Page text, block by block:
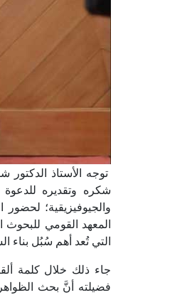
توجه الأستاذ
شكره وتقديره
والجيوفيزيقية؛ لحضور
المعهد القومي للبحوث
التي تُعد أهم سُبُل بناء
جاء ذلك خلال كلمة
فضيلته أنَّ بحث